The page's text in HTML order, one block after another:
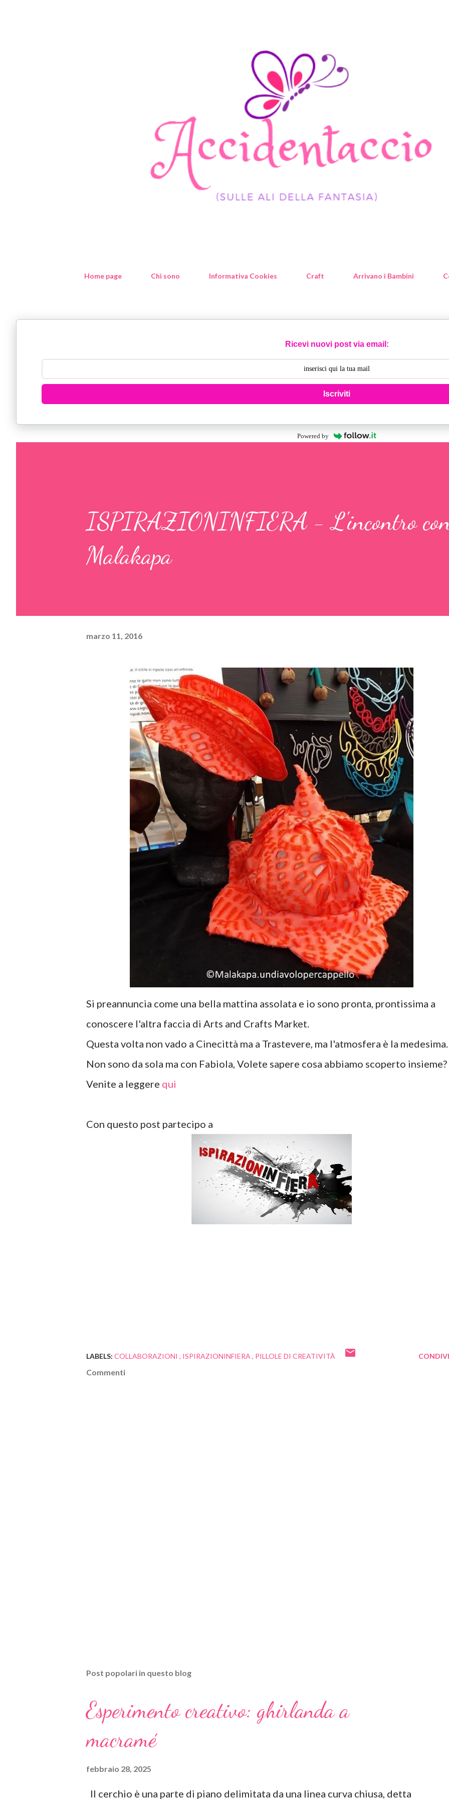
Home page Chi sono Informativa Cookies Craft Arrivano i Bambini
Ricevi nuovi post via email:
Iscriviti
Powered by
ISPIRAZIONINFIERA - L'incontro
Malakapa
marzo 11, 2016
Si preannuncia come una bella mattina assolata e io sono pronta, prontissima a
conoscere l'altra faccia di Arts and Crafts Market.
Questa volta non vado a Cinecittà ma a Trastevere, ma l'atmosfera è la medesima.
Non sono da sola ma con Fabiola, Volete sapere cosa abbiamo scoperto insieme?
Venite a leggere qui
Con questo post partecipo a
LABELS: COLLABORAZIONI ISPIRAZIONINFIERA PILLOLE DI CREATIVITÀ
Commenti
Post popolari in questo blog
Esperimento creativo: ghirlanda a
macramé
febbraio 28, 2025
Il cerchio è una parte di piano delimitata da una linea curva chiusa, detta